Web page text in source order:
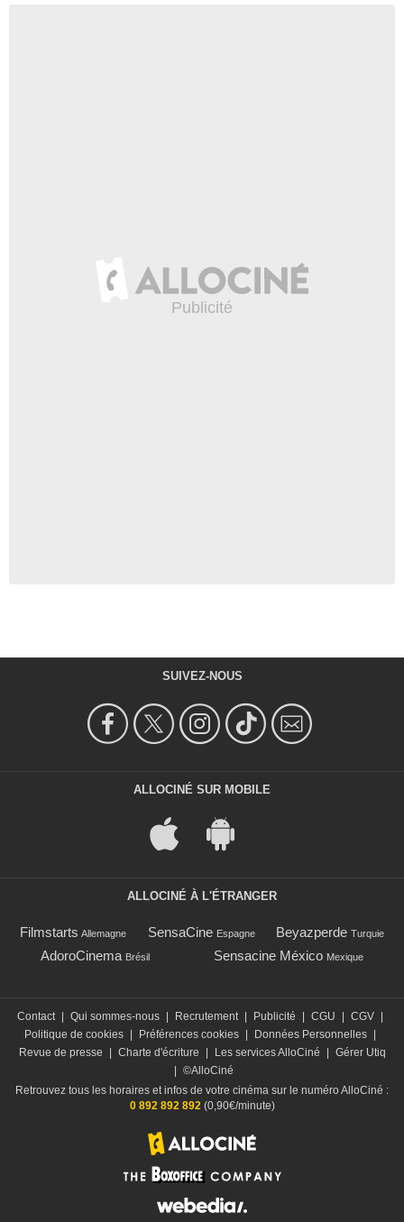
SUIVEZ-NOUS
ALLOCINÉ SUR MOBILE
ALLOCINÉ À L'ÉTRANGER
Filmstarts Allemagne SensaCine Espagne Beyazperde Turquie
AdoroCinema Brésil Sensacine México Mexique
Contact Qui sommes-nous Recrutement Publicité CGU CGV
Politique de cookies
Préférences cookies Données Personnelles
Revue de presse
Charte d'écriture Les services AlloCiné
Gérer Utiq
©AlloCiné
Retrouvez tous les horaires et infos de votre cinéma sur le numéro AlloCiné :
0 892 892 892(0,90€/minute)